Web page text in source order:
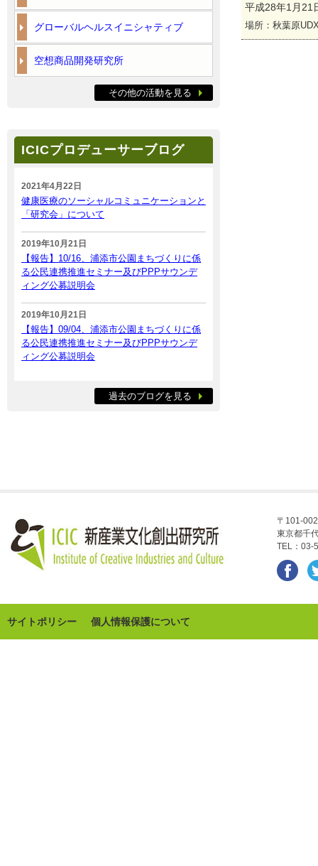
平成28年1月
場所：秋葉原
グローバルヘルスイニシャティブ
空想商品開発研究所
その他の活動を見る
ICICプロデューサーブログ
2021年4月22日
健康医療のソーシャルコミュニケーションと
「研究会」について
2019年10月21日
【報告】10/16、浦添市公園まちづくりに係
る公民連携推進セミナー及びPPPサウンデ
ィング公募説明会
2019年10月21日
【報告】09/04、浦添市公園まちづくりに係
る公民連携推進セミナー及びPPPサウンデ
ィング公募説明会
過去のブログを見る
〒101-
東京都千
TEL：
サイトポリシー 個人情報保護について